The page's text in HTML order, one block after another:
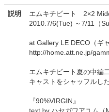
説明
エムキチビート 2×2
2010.7/6(Tue) ～7/11（
at Gallery LE DECO（ギ
http://home.att.ne.jp/
エムキチビート夏の中編
キャストをシャッフルし
『90%VIRGIN』
text by ハセガワアユム（